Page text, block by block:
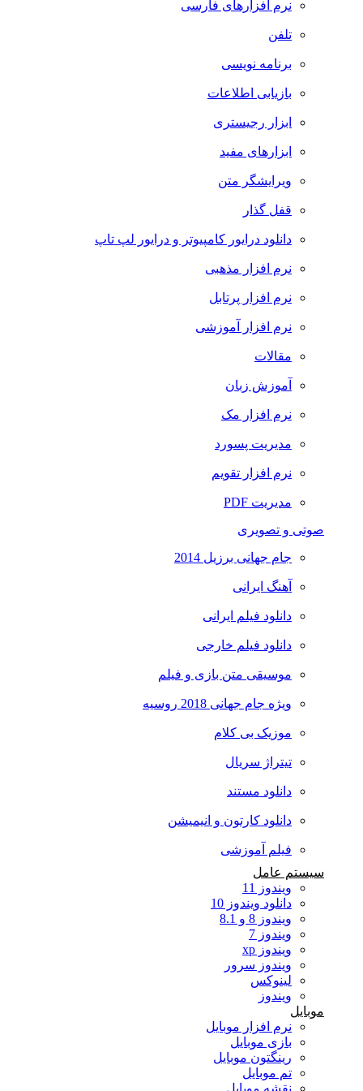
نرم افزارهای فارسی
تلفن
برنامه نویسی
بازیابی اطلاعات
ابزار رجیستری
ابزارهای مفید
ویرایشگر متن
قفل گذار
دانلود درایور کامپیوتر و درایور لپ تاپ
نرم افزار مذهبی
نرم افزار پرتابل
نرم افزار آموزشی
مقالات
آموزش زبان
نرم افزار مک
مدیریت پسورد
نرم افزار تقویم
مدیریت PDF
صوتی و تصویری
جام جهانی برزیل 2014
آهنگ ایرانی
دانلود فیلم ایرانی
دانلود فیلم خارجی
موسیقی متن بازی و فیلم
ویژه جام جهانی 2018 روسیه
موزیک بی کلام
تیتراژ سریال
دانلود مستند
دانلود کارتون و انیمیشن
فیلم آموزشی
سیستم عامل
ویندوز 11
دانلود ویندوز 10
ویندوز 8 و 8.1
ویندوز 7
ویندوز xp
ویندوز سرور
لینوکس
ویندوز
نرم افزار موبایل
بازی موبایل
رینگتون موبایل
تم موبایل
نقشه موبایل